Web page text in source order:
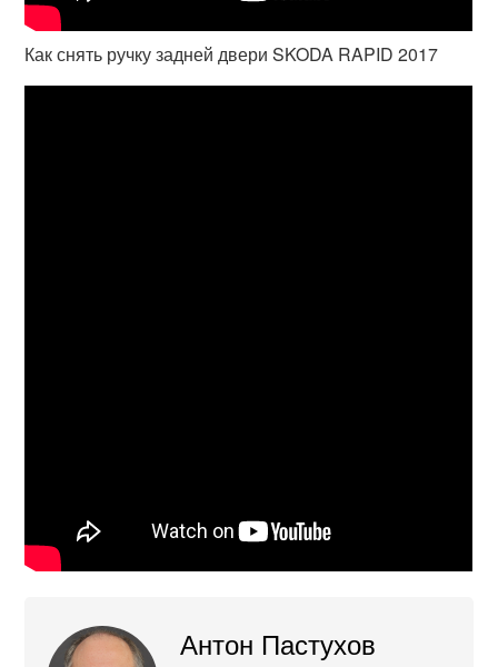
Как снять ручку задней двери SKODA RAPID 2017
Антон Пастухов